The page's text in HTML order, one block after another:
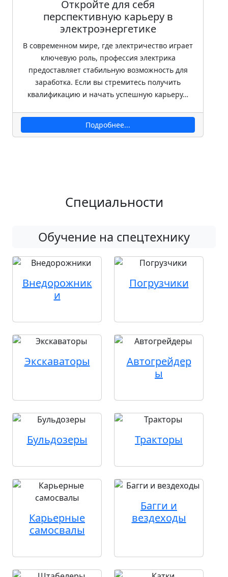
Откройте для себя
перспективную карьеру в
электроэнергетике
В современном мире, где электричество играет
ключевую роль, профессия электрика
предоставляет стабильную возможность для
заработка. Если вы стремитесь получить
квалификацию и начать успешную карьеру…
Подробнее...
Специальности
Обучение на спецтехнику
Внедорожник
и
Погрузчики
Экскаваторы
Автогрейдер
ы
Бульдозеры Тракторы
Карьерные
самосвалы
Багги и
вездеходы